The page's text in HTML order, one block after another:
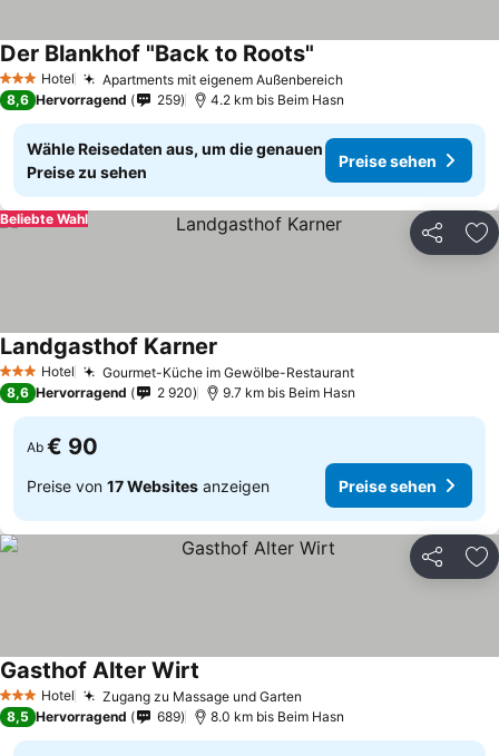
3 SterneHotel Apartments mit eigenem Außenbereich
Der Blankhof "Back to Roots"
8,6 Hervorragend 259 4.2 km bis Beim Hasn
Wähle Reisedaten aus, um die genauen
Preise zu sehen
Preise sehen
Teilen
Beliebte Wahl
3 SterneHotel Gourmet-Küche im Gewölbe-Restaurant
Landgasthof Karner
8,6 Hervorragend 2 920 9.7 km bis Beim Hasn
Ab € 90
Preise von 17 Websites anzeigen Preise sehen
Teilen
3 SterneHotel Zugang zu Massage und Garten
Gasthof Alter Wirt
8,5 Hervorragend 689 8.0 km bis Beim Hasn